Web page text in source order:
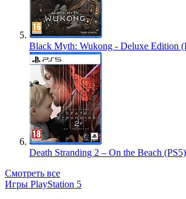
Black Myth: Wukong - Deluxe Edition
Death Stranding 2 – On the Beach (PS5)
Смотреть все
Игры PlayStation 5